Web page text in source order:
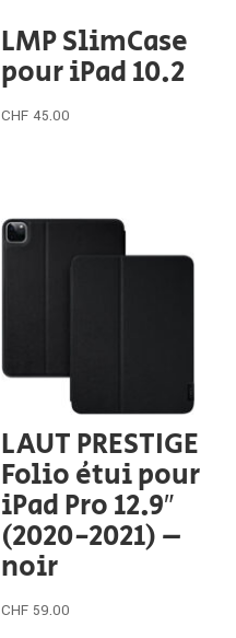
LMP SlimCase
pour iPad 10.2
CHF 45.00
LAUT PRESTIGE
Folio étui pour
iPad Pro 12.9″
(2020-2021) –
noir
CHF 59.00